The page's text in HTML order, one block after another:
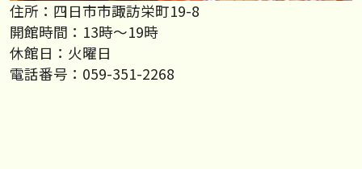
住所：四日市市諏訪栄町19-8
開館時間：13時～19時
休館日：火曜日
電話番号：059-351-2268